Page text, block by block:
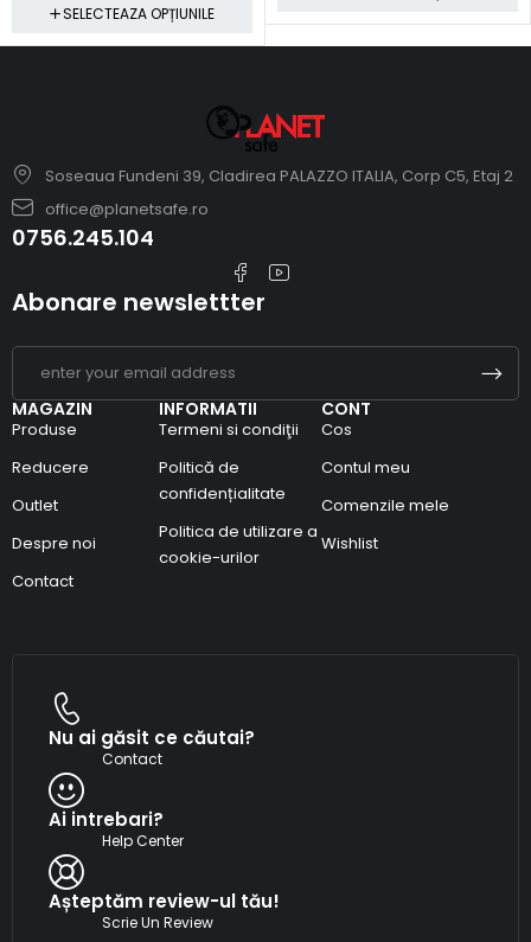
SELECTEAZA OPȚIUNILE
Soseaua Fundeni 39, Cladirea PALAZZO ITALIA, Corp C5, Etaj 2
office@planetsafe.ro
0756.245.104
MAGAZIN
Produse
Reducere
Outlet
Despre noi
Contact
INFORMATII
Termeni si condiţii
Politică de
confidențialitate
Politica de utilizare a
cookie-urilor
CONT
Cos
Contul meu
Comenzile mele
Wishlist
Abonare newslettter
Nu ai găsit ce căutai?
Contact
Ai intrebari?
Help Center
Așteptăm review-ul tău!
Scrie Un Review